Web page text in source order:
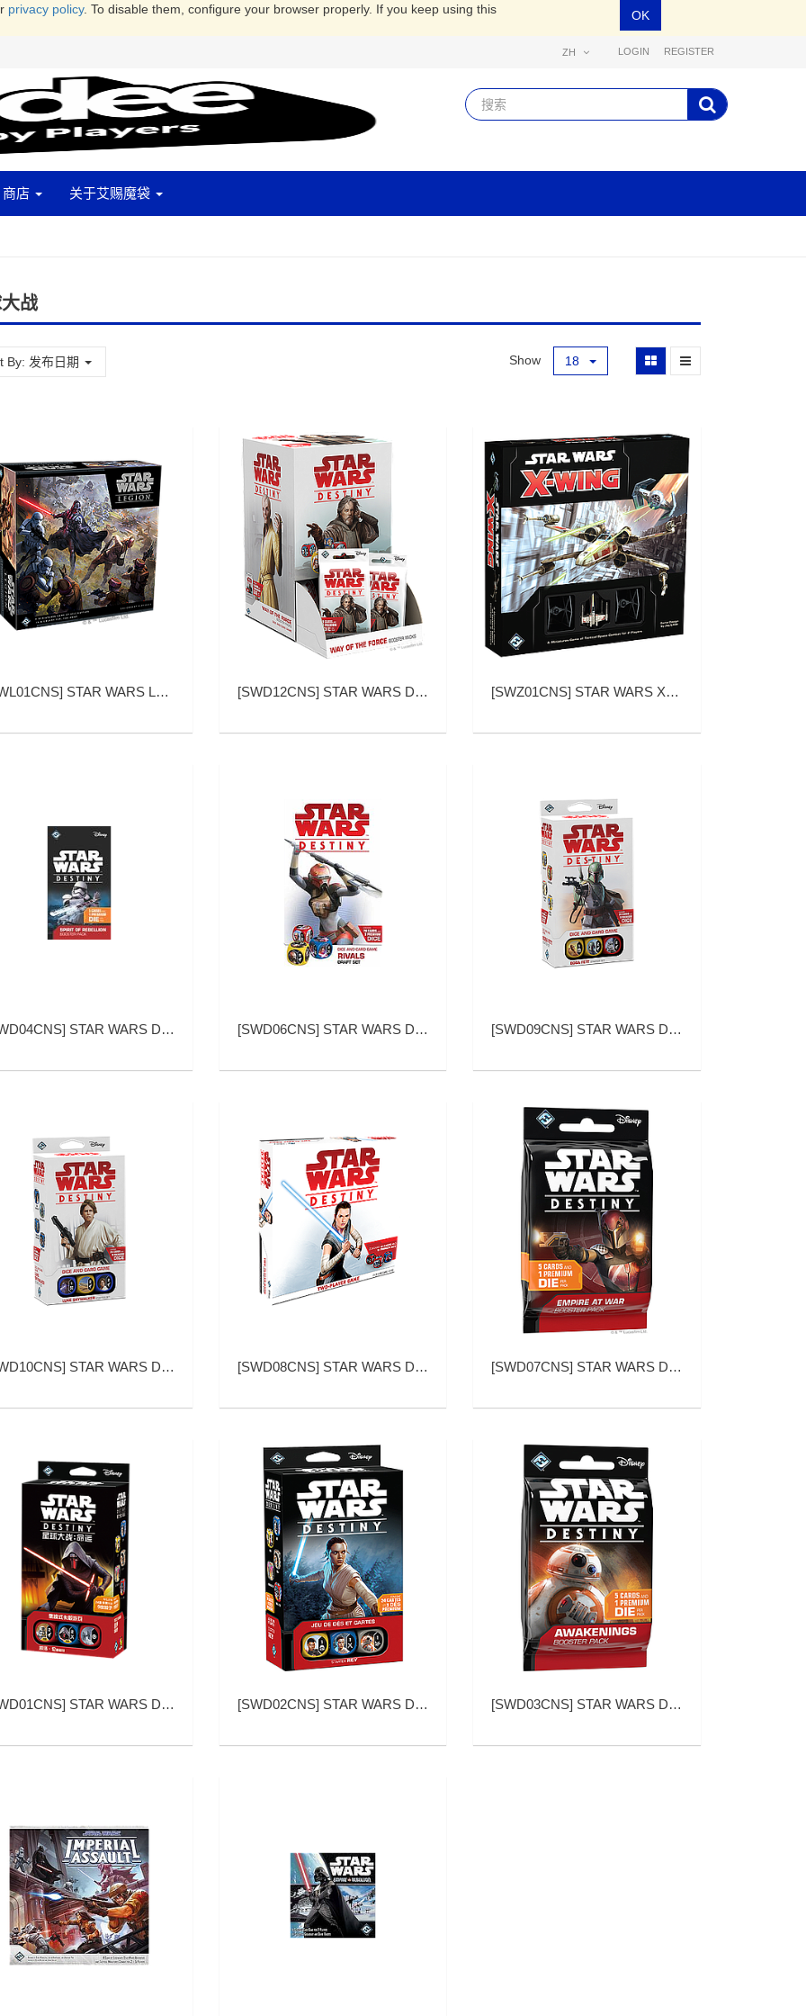
privacy policy. To disable them, configure your browser properly. If you keep using this OK
ZH LOGIN REGISTER
商店 关于艾赐魔袋
战
Show 18
Sort By: 发布日期
] STAR WARS LEGION CORE SET (星球大战：军团) [SWD12CNS] STAR WARS DESTINY WAY OF THE FORCE BOOSTER PACK (星球大战：命运 原力之道 补充包) [SWZ01CNS] STAR WARS X-WING 2ND EDITION: CORE SET (星球大战 X翼战机 2.0)
] STAR WARS DESTINY SPIRIT OF REBELLION (星球大战：命运 义军之魂 补充包) [SWD06CNS] STAR WARS DESTINY RIVAL DRAFT PACK (星球大战：命运 棋逢对手 基础包) [SWD09CNS] STAR WARS DESTINY BOBA FETT STARTER SET (星球大战：命运 波巴·费特 基础包)
] STAR WARS DESTINY LUKE SKYWALKER STARTER SET (星球大战：命运 卢克·天行者 基础包) [SWD08CNS] STAR WARS DESTINY TWO PLAYER STARTER SET (星球大战：命运 二人基础包) [SWD07CNS] STAR WARS DESTINY EMPIRE AT WAR (星球大战：命运 战争帝国 补充包)
] STAR WARS DESTINY KYLO REN STARTER SET (星球大战：命运 凯洛·伦 基础包) [SWD02CNS] STAR WARS DESTINY REY STARTER SET (星球大战：命运 蕾伊 基础包) [SWD03CNS] STAR WARS DESTINY AWAKENINGS BOOSTER PACK (星球大战：命运 觉醒 补充包)